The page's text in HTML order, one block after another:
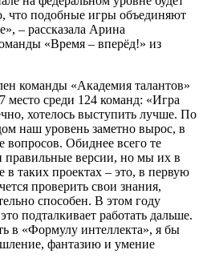
что подобные игры объединяют
– рассказала Арина
«Время – вперёд!» из
команды «Академия талантов»
место среди 124 команд: «Игра
хотелось выступить лучше. По
наш уровень заметно вырос, в
вопросов. Обиднее всего те
правильные версии, но мы их в
в таких проектах – это, в первую
проверить свои знания,
способен. В этом году
подталкивает работать дальше.
в «Формулу интеллекта», я бы
фантазию и умение